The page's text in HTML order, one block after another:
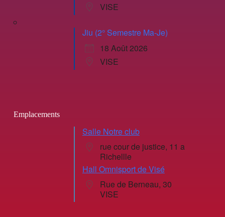
VISE
Jiu (2° Semestre Ma-Je)
18 Août 2026
VISE
Emplacements
Salle Notre club
rue cour de justice, 11 a
Richellle
Hall Omnisport de Visé
Rue de Berneau, 30
VISE